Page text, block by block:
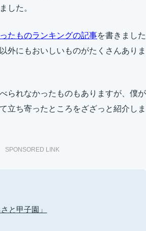
した。
たものランキングの記事を書きました
外にもおいしいものがたくさんありま
られなかったものもありますが、僕が
立ち寄ったところをざざっと紹介しま
SPONSORED LINK
と甲子園」